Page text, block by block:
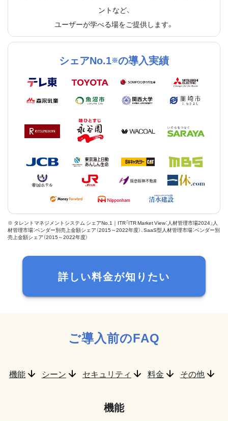
ントなど、
ユーザーが学べる場をご提供します。
シェアNo.1※の導入実績
※ タレントマネジメントシステム シェアNo.1｜ITR「ITR Market View：人材管理市場2024」人
材管理市場：ベンダー別売上金額シェア（2015～2022年度）、SaaS型人材管理市場：ベンダー別
売上金額シェア（2015～2022年度）
詳しい料金が知りたい
ご導入前のFAQ
機能 シーン セキュリティ 料金 その他
機能